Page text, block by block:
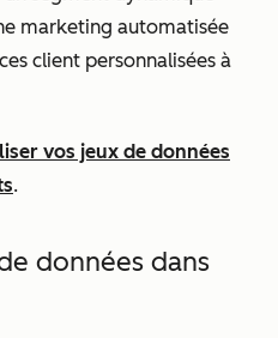
marketing automatisée
client personnalisées à
vos jeux de données
.
données dans